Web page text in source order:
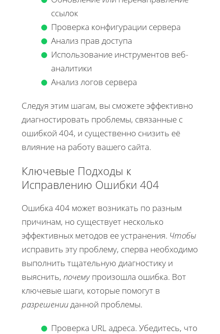
ссылок
Проверка конфигурации сервера
Анализ прав доступа
Использование инструментов веб-
аналитики
Анализ логов сервера
Следуя этим шагам, вы сможете эффективно
диагностировать проблемы, связанные с
ошибкой 404, и существенно снизить её
влияние на работу вашего сайта.
Ключевые Подходы к
Исправлению Ошибки 404
Ошибка 404 может возникать по разным
причинам, но существует несколько
эффективных методов ее устранения. Чтобы
исправить эту проблему, сперва необходимо
выполнить тщательную диагностику и
выяснить, почемупроизошла ошибка. Вот
ключевые шаги, которые помогут в
разрешении данной проблемы.
Проверка URL адреса. Убедитесь, что